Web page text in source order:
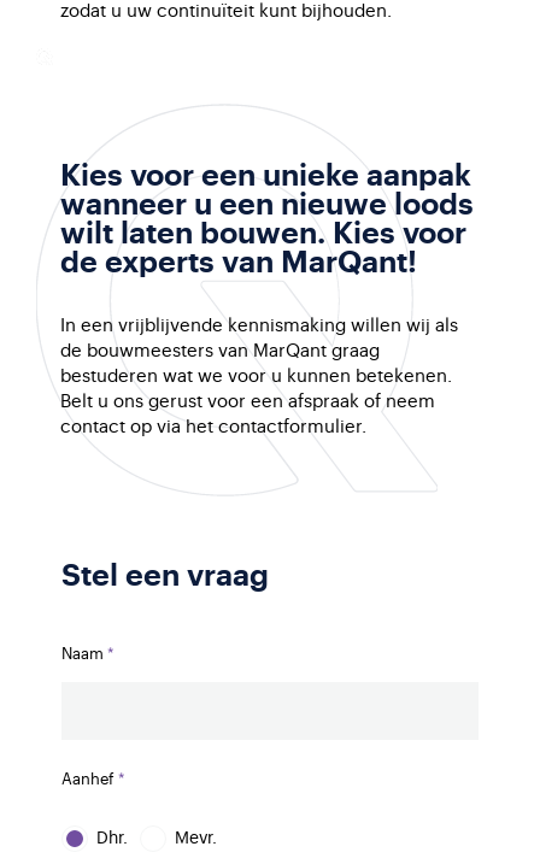
zodat u uw continuïteit kunt bijhouden.
Kies voor een unieke aanpak
wanneer u een nieuwe loods
wilt laten bouwen. Kies voor
de experts van MarQant!
In een vrijblijvende kennismaking willen wij als
de bouwmeesters van MarQant graag
bestuderen wat we voor u kunnen betekenen.
Belt u ons gerust voor een afspraak of neem
contact op via het contactformulier.
Stel een vraag
Naam
Aanhef
Dhr. Mevr.